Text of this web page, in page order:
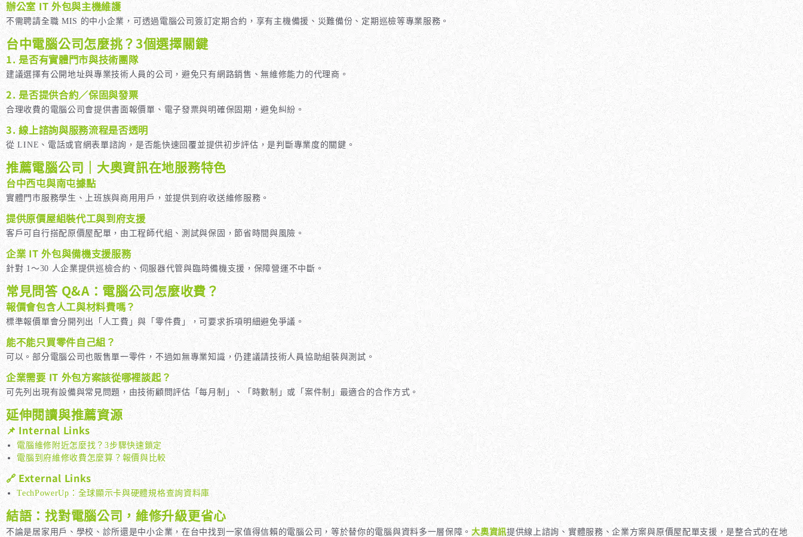
辦公室 IT 外包與主機維護
不需聘請全職 MIS 的中小企業，可透過電腦公司簽訂定期合約，享有主機備援、災難備份、定期巡檢等專業服務。
台中電腦公司怎麼挑？3個選擇關鍵
1. 是否有實體門市與技術團隊
建議選擇有公開地址與專業技術人員的公司，避免只有網路銷售、無維修能力的代理商。
2. 是否提供合約／保固與發票
合理收費的電腦公司會提供書面報價單、電子發票與明確保固期，避免糾紛。
3. 線上諮詢與服務流程是否透明
從 LINE、電話或官網表單諮詢，是否能快速回覆並提供初步評估，是判斷專業度的關鍵。
推薦電腦公司｜大奧資訊在地服務特色
台中西屯與南屯據點
實體門市服務學生、上班族與商用用戶，並提供到府收送維修服務。
提供原價屋組裝代工與到府支援
客戶可自行搭配原價屋配單，由工程師代組、測試與保固，節省時間與風險。
企業 IT 外包與備機支援服務
針對 1～30 人企業提供巡檢合約、伺服器代管與臨時備機支援，保障營運不中斷。
常見問答 Q&A：電腦公司怎麼收費？
報價會包含人工與材料費嗎？
標準報價單會分開列出「人工費」與「零件費」，可要求拆項明細避免爭議。
能不能只買零件自己組？
可以。部分電腦公司也販售單一零件，不過如無專業知識，仍建議請技術人員協助組裝與測試。
企業需要 IT 外包方案該從哪裡談起？
可先列出現有設備與常見問題，由技術顧問評估「每月制」、「時數制」或「案件制」最適合的合作方式。
延伸閱讀與推薦資源
📌 Internal Links
電腦維修附近怎麼找？3步驟快速鎖定
電腦到府維修收費怎麼算？報價與比較
🔗 External Links
TechPowerUp：全球顯示卡與硬體規格查詢資料庫
結語：找對電腦公司，維修升級更省心
不論是居家用戶、學校、診所還是中小企業，在台中找到一家值得信賴的電腦公司，等於替你的電腦與資料多一層保障。大奧資訊提供線上諮詢、實體服務、企業方案與原價屋配單支援，是整合式的在地